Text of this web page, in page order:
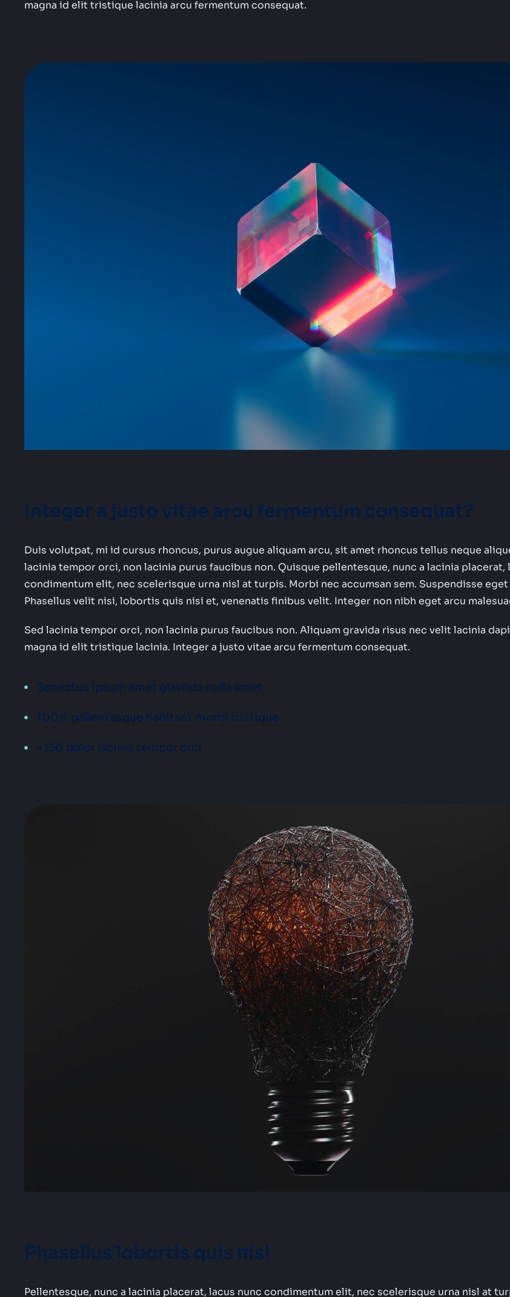
magna id elit tristique lacinia arcu fermentum consequat.
Integer a justo vitae arcu fermentum consequat?
Duis volutpat, mi id cursus rhoncus, purus augue aliquam arcu, sit amet rhoncus tellus neque
lacinia tempor orci, non lacinia purus faucibus non. Quisque pellentesque, nunc a lacinia placerat,
condimentum elit, nec scelerisque urna nisl at turpis. Morbi nec accumsan sem. Suspendisse
Phasellus velit nisi, lobortis quis nisi et, venenatis finibus velit. Integer non nibh eget arcu
Sed lacinia tempor orci, non lacinia purus faucibus non. Aliquam gravida risus nec velit lacinia
magna id elit tristique lacinia. Integer a justo vitae arcu fermentum consequat.
Senectus ipsum amet glavrida nulla amet
100% pellentesque habitant morbi tristique
+150 dolor lacinia tempor orci
Phasellus lobortis quis nisi
Pellentesque, nunc a lacinia placerat, lacus nunc condimentum elit, nec scelerisque urna nisl at